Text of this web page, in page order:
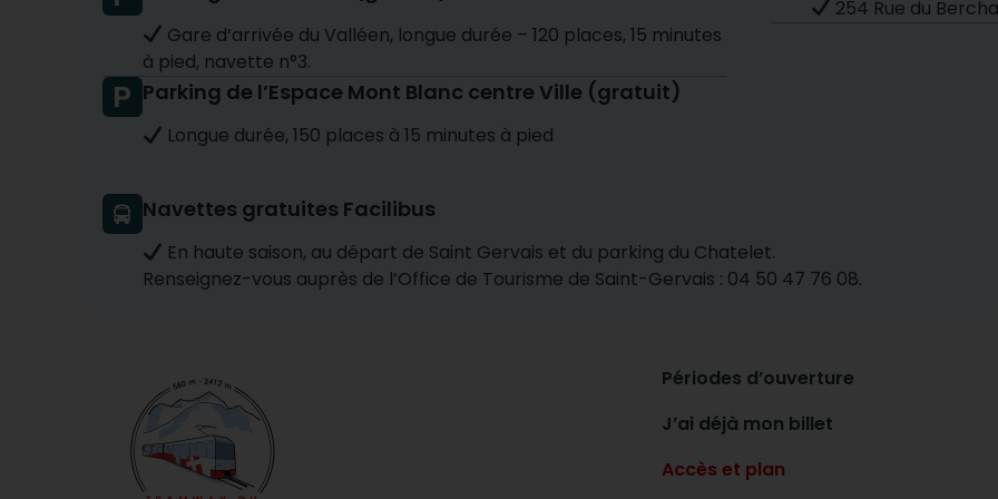
Gare d’arrivée du Valléen, longue durée – 120 places, 15 minutes
à pied, navette n°3.
Parking de l’Espace Mont Blanc centre Ville (gratuit)
Longue durée, 150 places à 15 minutes à pied
254 Rue du
Navettes gratuites Facilibus
En haute saison, au départ de Saint Gervais et du parking du Chatelet.
Renseignez-vous auprès de l’Office de Tourisme de Saint-Gervais : 04 50 47 76 08.
Périodes d’ouverture
J’ai déjà mon billet
Accès et plan